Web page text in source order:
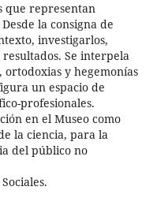
que representan
la consigna de
investigarlos,
Se interpela
ortodoxias y hegemonías
un espacio de
profesionales.
en el Museo como
la ciencia, para la
del público no